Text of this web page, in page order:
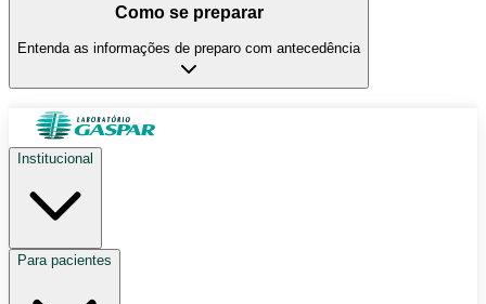
Como se preparar
Entenda as informações de preparo com antecedência
Institucional
Para pacientes